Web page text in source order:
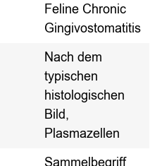
Feline Chronic
Gingivostomatitis
Nach dem
typischen
histologischen
Bild,
Plasmazellen
Sammelbegriff